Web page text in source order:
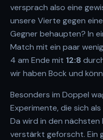
versprach also eine
unsere Vierte gegen
Gegner behaupten? In
Match mit ein paar
4 am Ende mit 12:8
wir haben Bock und
Besonders im Doppel
Experimente, die sich
Da wird in den nächsten
verstärkt geforscht. Ein